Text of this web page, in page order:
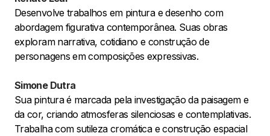
Desenvolve trabalhos em pintura e desenho com
abordagem figurativa contemporânea. Suas obras
exploram narrativa, cotidiano e construção de
personagens em composições expressivas.
Simone Dutra
Sua pintura é marcada pela investigação da paisagem e
da cor, criando atmosferas silenciosas e contemplativas.
Trabalha com sutileza cromática e construção espacial